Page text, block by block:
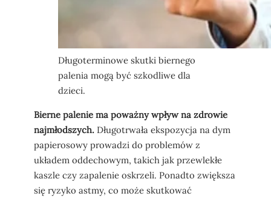
Długoterminowe skutki biernego
palenia mogą być szkodliwe dla
dzieci.
Bierne palenie ma poważny wpływ na zdrowie
najmłodszych. Długotrwała ekspozycja na dym
papierosowy prowadzi do problemów z
układem oddechowym, takich jak przewlekłe
kaszle czy zapalenie oskrzeli. Ponadto zwiększa
się ryzyko astmy, co może skutkować